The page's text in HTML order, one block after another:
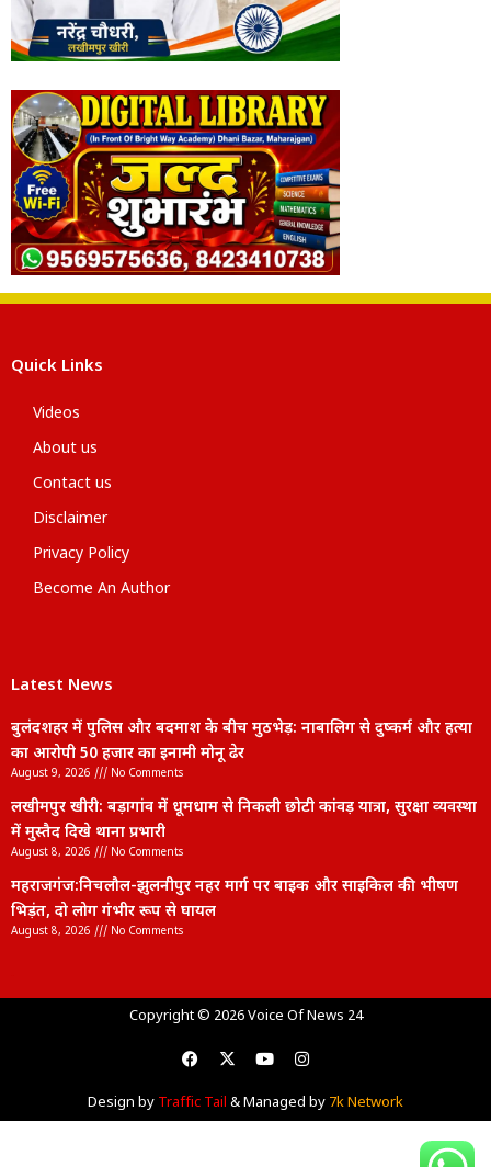
Quick Links
Videos
About us
Contact us
Disclaimer
Privacy Policy
Become An Author
Latest News
बुलंदशहर में पुलिस और बदमाश के बीच मुठभेड़: नाबालिग से दुष्कर्म और हत्या
का आरोपी 50 हजार का इनामी मोनू ढेर
August 9, 2026 No Comments
लखीमपुर खीरी: बड़ागांव में धूमधाम से निकली छोटी कांवड़ यात्रा, सुरक्षा व्यवस्था
में मुस्तैद दिखे थाना प्रभारी
August 8, 2026 No Comments
महराजगंज:निचलौल-झुलनीपुर नहर मार्ग पर बाइक और साइकिल की भीषण
भिड़ंत, दो लोग गंभीर रूप से घायल
August 8, 2026 No Comments
Copyright © 2026 Voice Of News 24
Design by Traffic Tail & Managed by 7k Network